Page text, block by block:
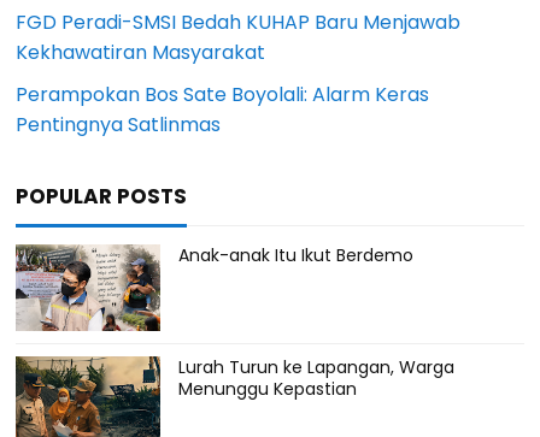
FGD Peradi-SMSI Bedah KUHAP Baru Menjawab
Kekhawatiran Masyarakat
Perampokan Bos Sate Boyolali: Alarm Keras
Pentingnya Satlinmas
POPULAR POSTS
Anak-anak Itu Ikut Berdemo
Lurah Turun ke Lapangan, Warga
Menunggu Kepastian